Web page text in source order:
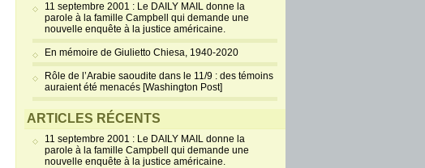
11 septembre 2001 : Le DAILY MAIL donne la
parole à la famille Campbell qui demande une
nouvelle enquête à la justice américaine.
En mémoire de Giulietto Chiesa, 1940-2020
Rôle de l’Arabie saoudite dans le 11/9 : des témoins
auraient été menacés [Washington Post]
ARTICLES RÉCENTS
11 septembre 2001 : Le DAILY MAIL donne la
parole à la famille Campbell qui demande une
nouvelle enquête à la justice américaine.